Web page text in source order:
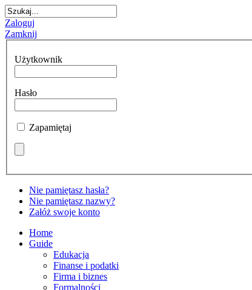
Zaloguj
Zamknij
Użytkownik
Hasło
Zapamiętaj
Nie pamiętasz hasła?
Nie pamiętasz nazwy?
Załóż swoje konto
Home
Guide
Edukacja
Finanse i podatki
Firma i biznes
Formalności